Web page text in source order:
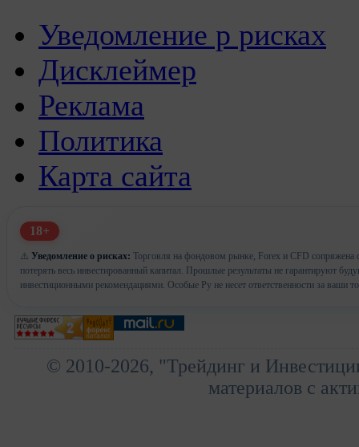
Уведомление р рисках
Дисклеймер
Реклама
Политика
Карта сайта
18+
⚠️ Уведомление о рисках: Торговля на фондовом рынке, Forex и CFD сопряжена
потерять весь инвестированный капитал. Прошлые результаты не гарантируют
инвестиционными рекомендациями. Особые Ру не несет ответственности за ваши
© 2010-2026, "Трейдинг и
материалов с